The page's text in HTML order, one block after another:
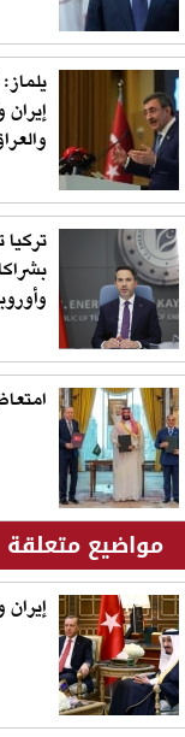
مواضيع متعلقة
إيران